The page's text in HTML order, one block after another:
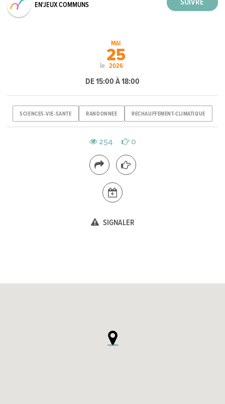
EN'JEUX COMMUNS
le
MAI
25
2026
DE 15:00 À 18:00
SCIENCES-VIE-SANTE RANDONNEE RECHAUFFEMENT-CLIMATIQUE
254 0
SIGNALER